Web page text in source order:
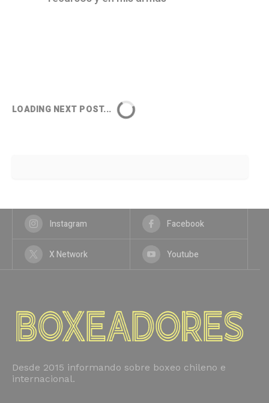
LOADING NEXT POST...
Instagram Facebook
X Network Youtube
Desde 2015 informando sobre boxeo chileno e
internacional.